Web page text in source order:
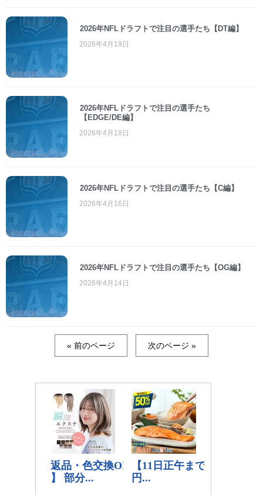
2026年NFLドラフトで注目の選手たち【DT編】
2026年4月19日
2026年NFLドラフトで注目の選手たち
【EDGE/DE編】
2026年4月18日
2026年NFLドラフトで注目の選手たち【C編】
2026年4月16日
2026年NFLドラフトで注目の選手たち【OG編】
2026年4月14日
« 前のページ 次のページ »